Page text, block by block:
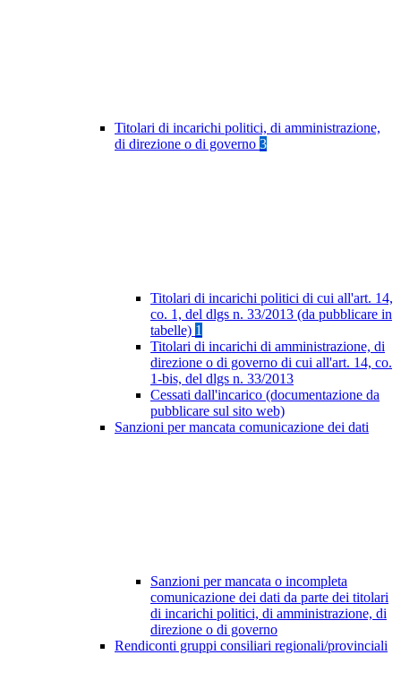
Titolari di incarichi politici, di amministrazione,
di direzione o di governo 3
Titolari di incarichi politici di cui all'art. 14,
co. 1, del dlgs n. 33/2013 (da pubblicare in
tabelle) 1
Titolari di incarichi di amministrazione, di
direzione o di governo di cui all'art. 14, co.
1-bis, del dlgs n. 33/2013
Cessati dall'incarico (documentazione da
pubblicare sul sito web)
Sanzioni per mancata comunicazione dei dati
Sanzioni per mancata o incompleta
comunicazione dei dati da parte dei titolari
di incarichi politici, di amministrazione, di
direzione o di governo
Rendiconti gruppi consiliari regionali/provinciali